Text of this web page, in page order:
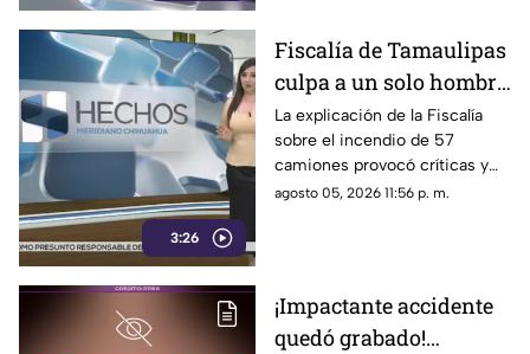
3:26
Fiscalía de Tamaulipas
culpa a un solo hombre
por el incendio de un
lote 47 camiones de
papitas
La explicación de la Fiscalía
sobre el incendio de 57
camiones provocó críticas y
cuestionamientos a nivel
agosto 05, 2026 11:56 p. m.
¡Impactante accidente
quedó grabado!